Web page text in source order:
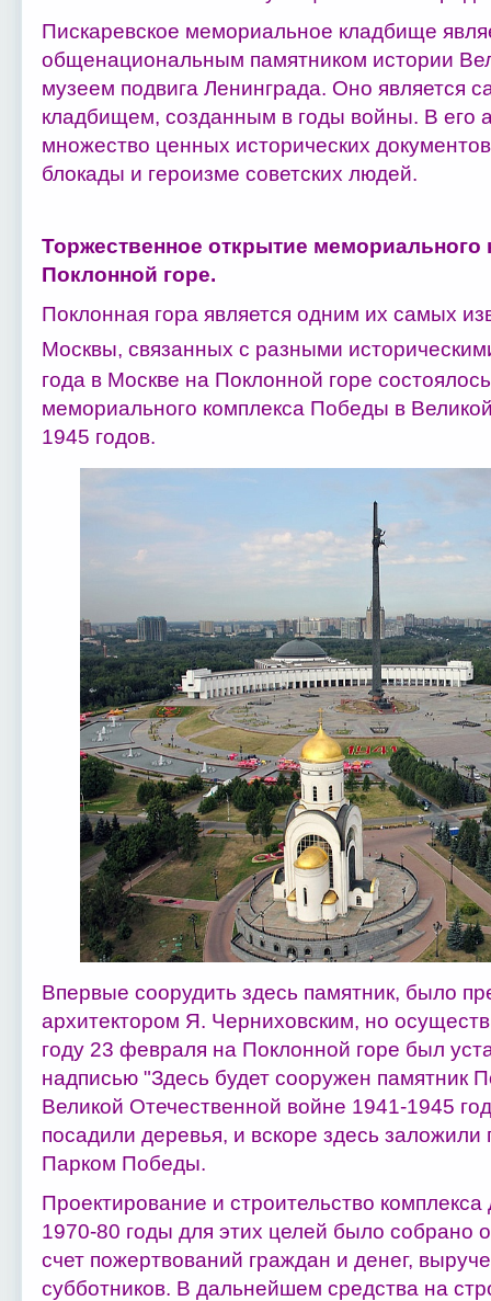
Пискаревское мемориальное кладбище
общенациональным памятником истории
музеем подвига Ленинграда. Оно является
кладбищем, созданным в годы войны. В его
множество ценных исторических
блокады и героизме советских людей.
Торжественное открытие
Поклонной горе.
Поклонная гора является одним их самых
Москвы, связанных с разными
года в Москве на Поклонной горе
мемориального комплекса Победы в
1945 годов.
Впервые соорудить здесь памятник, было
архитектором Я. Черниховским, но
году 23 февраля на Поклонной горе был
надписью "Здесь будет сооружен памятник
Великой Отечественной войне 1941-1945
посадили деревья, и вскоре здесь заложили
Парком Победы.
Проектирование и строительство
1970-80 годы для этих целей было собрано
счет пожертвований граждан и денег,
субботников. В дальнейшем средства на